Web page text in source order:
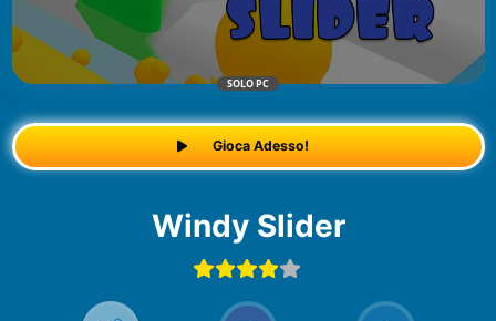
SOLO PC
Gioca Adesso!
Windy Slider